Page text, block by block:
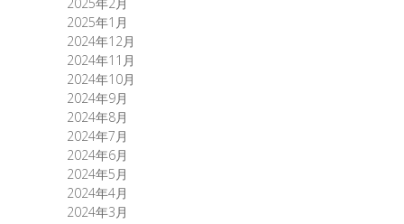
2025年1月
2024年12月
2024年11月
2024年10月
2024年9月
2024年8月
2024年7月
2024年6月
2024年5月
2024年4月
2024年3月